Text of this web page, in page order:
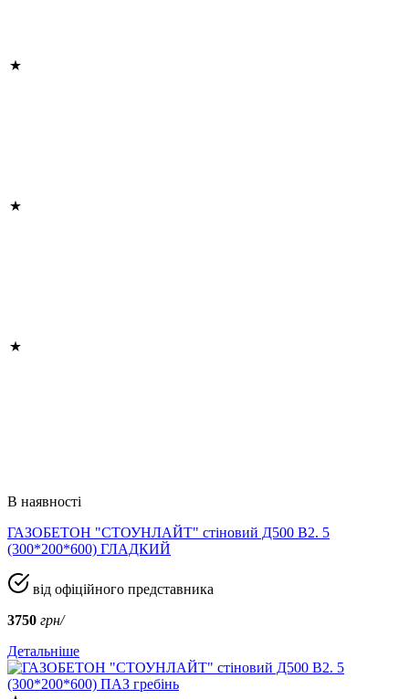
В наявності
ГАЗОБЕТОН "СТОУНЛАЙТ" стіновий Д500 В2. 5
(300*200*600) ГЛАДКИЙ
від офіційного представника
3750 грн/
Детальніше